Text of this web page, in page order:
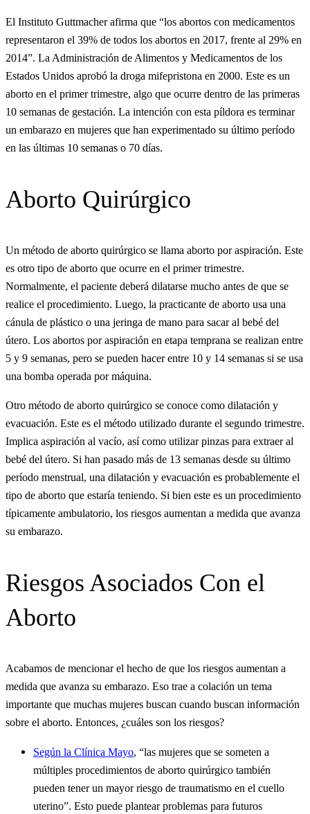
El Instituto Guttmacher afirma que “los abortos con medicamentos
representaron el 39% de todos los abortos en 2017, frente al 29% en
2014”. La Administración de Alimentos y Medicamentos de los
Estados Unidos aprobó la droga mifepristona en 2000. Este es un
aborto en el primer trimestre, algo que ocurre dentro de las primeras
10 semanas de gestación. La intención con esta píldora es terminar
un embarazo en mujeres que han experimentado su último período
en las últimas 10 semanas o 70 días.
Aborto Quirúrgico
Un método de aborto quirúrgico se llama aborto por aspiración. Este
es otro tipo de aborto que ocurre en el primer trimestre.
Normalmente, el paciente deberá dilatarse mucho antes de que se
realice el procedimiento. Luego, la practicante de aborto usa una
cánula de plástico o una jeringa de mano para sacar al bebé del
útero. Los abortos por aspiración en etapa temprana se realizan entre
5 y 9 semanas, pero se pueden hacer entre 10 y 14 semanas si se usa
una bomba operada por máquina.
Otro método de aborto quirúrgico se conoce como dilatación y
evacuación. Este es el método utilizado durante el segundo trimestre.
Implica aspiración al vacío, así como utilizar pinzas para extraer al
bebé del útero. Si han pasado más de 13 semanas desde su último
período menstrual, una dilatación y evacuación es probablemente el
tipo de aborto que estaría teniendo. Si bien este es un procedimiento
típicamente ambulatorio, los riesgos aumentan a medida que avanza
su embarazo.
Riesgos Asociados Con el
Aborto
Acabamos de mencionar el hecho de que los riesgos aumentan a
medida que avanza su embarazo. Eso trae a colación un tema
importante que muchas mujeres buscan cuando buscan información
sobre el aborto. Entonces, ¿cuáles son los riesgos?
Según la Clínica Mayo, “las mujeres que se someten a
múltiples procedimientos de aborto quirúrgico también
pueden tener un mayor riesgo de traumatismo en el cuello
uterino”. Esto puede plantear problemas para futuros